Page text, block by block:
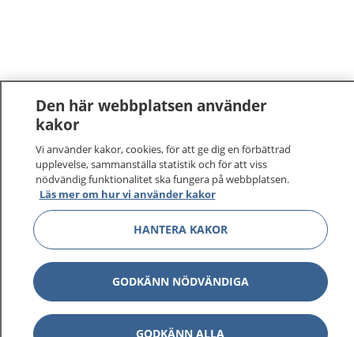
1177–tryggt om din hälsa och vård
På 1177.se får du råd om hälsa och information om
sjukdomar och vilka mottagningar du kan kontakta.
Logga in för att läsa din journal och göra dina
vårdärenden. Ring telefonnummer 1177 för
sjukvårdsrådgivning dygnet runt.
Den här webbplatsen använder
kakor
Vi använder kakor, cookies, för att ge dig en förbättrad
upplevelse, sammanställa statistik och för att viss
nödvändig funktionalitet ska fungera på webbplatsen.
Läs mer om hur vi använder kakor
HANTERA KAKOR
GODKÄNN NÖDVÄNDIGA
GODKÄNN ALLA